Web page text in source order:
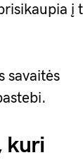
į
savaitės
kuri